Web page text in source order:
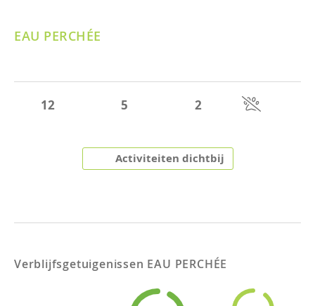
EAU PERCHÉE
12 5 2
Activiteiten dichtbij
Verblijfsgetuigenissen EAU PERCHÉE